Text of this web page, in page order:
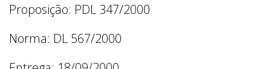
Proposição: PDL 347/2000
Norma: DL 567/2000